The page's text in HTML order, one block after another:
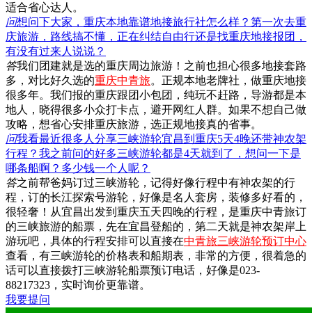
适合省心达人。
问想问下大家，重庆本地靠谱地接旅行社怎么样？第一次去重
庆旅游，路线搞不懂，正在纠结自由行还是找重庆地接报团，
有没有过来人说说？
答我们团建就是选的重庆周边旅游！之前也担心很多地接套路
多，对比好久选的重庆中青旅。正规本地老牌社，做重庆地接
很多年。我们报的重庆跟团小包团，纯玩不赶路，导游都是本
地人，晓得很多小众打卡点，避开网红人群。如果不想自己做
攻略，想省心安排重庆旅游，选正规地接真的省事。
问我看最近很多人分享三峡游轮宜昌到重庆5天4晚还带神农架
行程？我之前问的好多三峡游轮都是4天就到了，想问一下是
哪条船啊？多少钱一个人呢？
答之前帮爸妈订过三峡游轮，记得好像行程中有神农架的行
程，订的长江探索号游轮，好像是名人套房，装修多好看的，
很轻奢！从宜昌出发到重庆五天四晚的行程，是重庆中青旅订
的三峡旅游的船票，先在宜昌登船的，第二天就是神农架岸上
游玩吧，具体的行程安排可以直接在中青旅三峡游轮预订中心
查看，有三峡游轮的价格表和船期表，非常的方便，很着急的
话可以直接拨打三峡游轮船票预订电话，好像是023-
88217323，实时询价更靠谱。
我要提问